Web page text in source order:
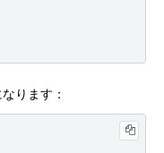
ります：